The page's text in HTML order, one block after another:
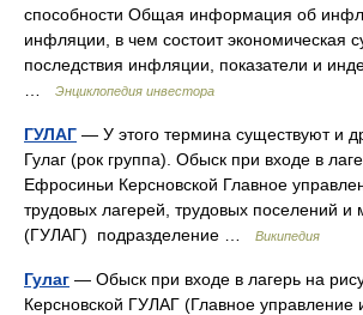
способности Общая информация об
инфляции, в чем состоит экономическая
последствия инфляции, показатели и
Энциклопедия инвестора
ГУЛАГ — У этого термина существуют и
Гулаг (рок группа). Обыск при входе в
Ефросиньи Керсновской Главное
трудовых лагерей, трудовых поселений и
(ГУЛАГ) подразделение …
Википедия
Гулаг — Обыск при входе в лагерь на
Керсновской ГУЛАГ (Главное управление